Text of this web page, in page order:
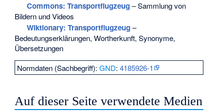
Commons: Transportflugzeug– Sammlung von
Bildern und Videos
Wiktionary: Transportflugzeug–
Bedeutungserklärungen, Wortherkunft, Synonyme,
Übersetzungen
Normdaten (Sachbegriff):GND:4185926-1
Auf dieser Seite verwendete Medien